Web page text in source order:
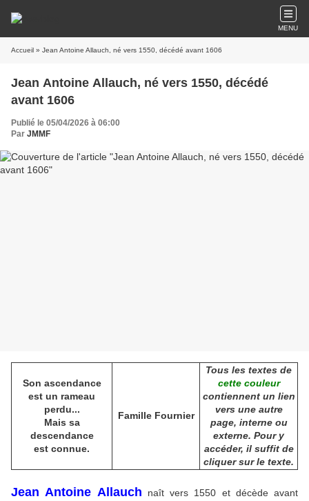
MENU
Accueil » Jean Antoine Allauch, né vers 1550, décédé avant 1606
Jean Antoine Allauch, né vers 1550, décédé
avant 1606
Publié le 05/04/2026 à 06:00
Par JMMF
Son ascendance
est un rameau
perdu...
Mais sa
descendance
est connue.
Famille Fournier
Tous les textes de
cette couleur
contiennent un lien
vers une autre
page, interne ou
externe. Pour y
accéder, il suffit de
cliquer sur le texte.
Jean Antoine Allauch naît vers 1550 et décède avant